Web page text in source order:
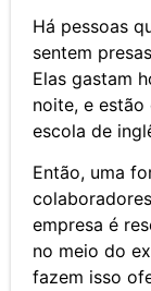
Há pessoas
sentem
Elas gastam
noite, e estão
escola de
Então, uma
empresa é
no meio do
fazem isso